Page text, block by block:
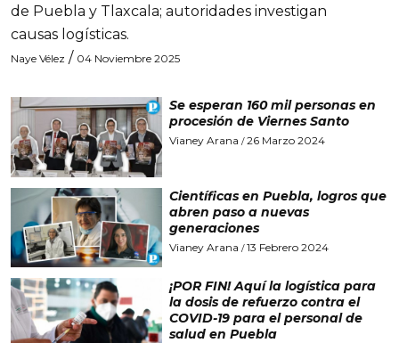
de Puebla y Tlaxcala; autoridades investigan
causas logísticas.
Naye Vélez / 04 Noviembre 2025
Se esperan 160 mil personas en
procesión de Viernes Santo
Vianey Arana /26 Marzo 2024
Científicas en Puebla, logros que
abren paso a nuevas
generaciones
Vianey Arana /13 Febrero 2024
¡POR FIN! Aquí la logística para
la dosis de refuerzo contra el
COVID-19 para el personal de
salud en Puebla